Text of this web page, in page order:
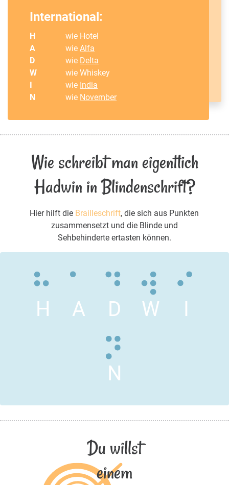
International:
H
wie Hotel
A
wieAlfa
D
wie Delta
W
wie Whiskey
I
wie India
N
wie November
Wie schreibt man eigentlich
Hadwin in Blindenschrift?
Hier hilft die Brailleschrift, die sich aus Punkten
zusammensetzt und die Blinde und
Sehbehinderte ertasten können.
H A D W I
N
Du willst
einem